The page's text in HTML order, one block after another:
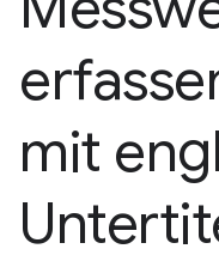
mit